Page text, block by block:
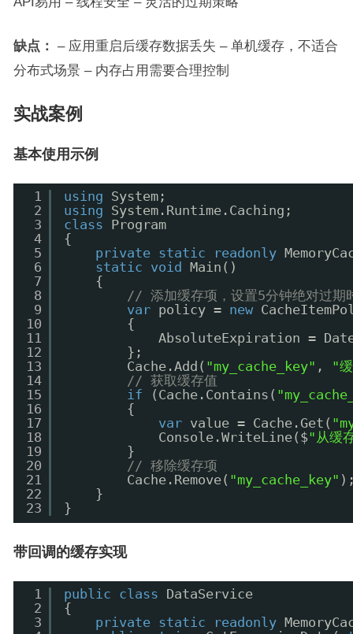
缺点：
– 应用重启后缓存数据丢失 – 单机缓存，不适合
分布式场景 – 内存占用需要合理控制
实战案例
基本使用示例
1
2
3
4
5
6
7
8
9
10
11
12
13
14
15
16
17
18
19
20
21
22
23
using
System;
using
System.Runtime.Caching;
class
Program
{
private static readonly
static
void
Main()
{
// 添加缓存项，设置5分钟绝对过期
var policy = new
{
AbsoluteExpiration =
};
Cache.Add( "my_cache_key" , "
// 获取缓存值
if
(Cache.Contains(
{
var value = Cache.Get(
Console.WriteLine($"从缓
}
// 移除缓存项
Cache.Remove( "my_cache_key"
}
}
带回调的缓存实现
1
2
3
public class
DataService
{
private static readonly